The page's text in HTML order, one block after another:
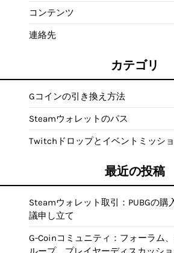
コンテンツ
連絡先
カテゴリ
Gコインの引き換え方法
Steamウォレットのパス
Twitchドロップとイベントミッシ
最近の投稿
Steamウォレット取引：PUBGの購
議申し立て
G-Coinコミュニティ：フォーラム